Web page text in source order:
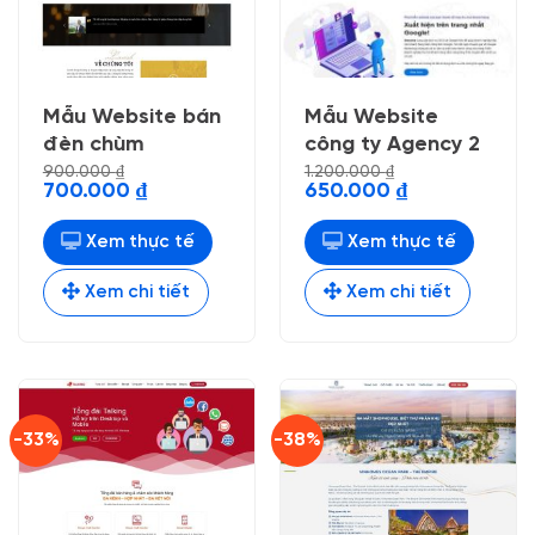
Mẫu Website bán
đèn chùm
900.000₫
Giá
là:
900.000 ₫.
700.000 ₫Giá
hiện
tại
là:
700.000 ₫.
Xem thực tế
Xem chi tiết
Mẫu Website
công ty Agency 2
1.200.000₫
Giá
là:
1.200.000 ₫.
650.000 ₫Giá
hiện
tại
là:
650.000 ₫.
Xem thực tế
Xem chi tiết
-33% -38%